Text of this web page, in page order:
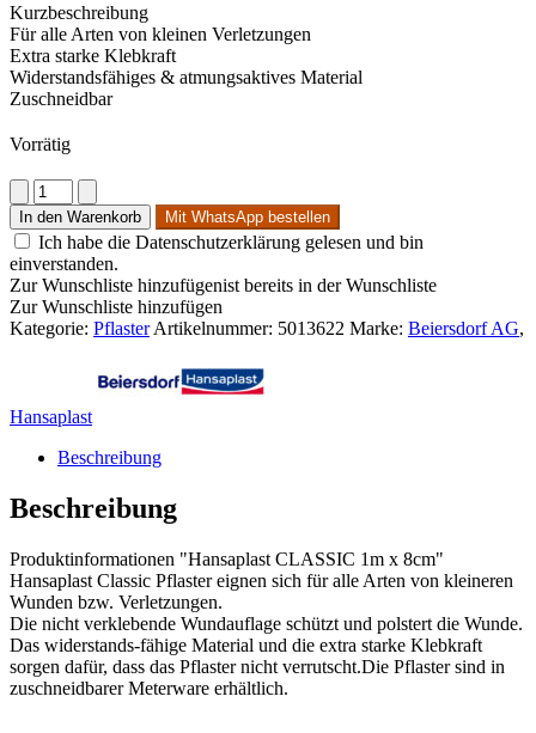
Kurzbeschreibung
Für alle Arten von kleinen Verletzungen
Extra starke Klebkraft
Widerstandsfähiges & atmungsaktives Material
Zuschneidbar
Vorrätig
Hansaplast
Classic
1m
x
8cm
Menge
In den Warenkorb Mit WhatsApp bestellen
Ich habe die Datenschutzerklärung gelesen und bin
einverstanden.
Zur Wunschliste hinzufügenist bereits in der Wunschliste
Zur Wunschliste hinzufügen
Kategorie: Pflaster Artikelnummer: 5013622 Marke: Beiersdorf AG,
Hansaplast
Beschreibung
Beschreibung
Produktinformationen "Hansaplast CLASSIC 1m x 8cm"
Hansaplast Classic Pflaster eignen sich für alle Arten von kleineren
Wunden bzw. Verletzungen.
Die nicht verklebende Wundauflage schützt und polstert die Wunde.
Das widerstands-fähige Material und die extra starke Klebkraft
sorgen dafür, dass das Pflaster nicht verrutscht.Die Pflaster sind in
zuschneidbarer Meterware erhältlich.